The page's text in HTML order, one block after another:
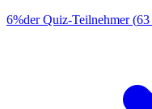
6%der Quiz-Teilnehmer(63